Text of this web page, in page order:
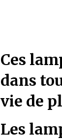
Ces
dans
vie de
Les